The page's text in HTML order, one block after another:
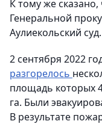
К тому же
Генеральной
Аулиекольский суд.
2 сентября 2022
разгорелось
площадь которых
га. Были
В результате